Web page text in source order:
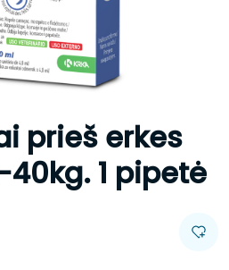
prieš erkes
1 pipetė